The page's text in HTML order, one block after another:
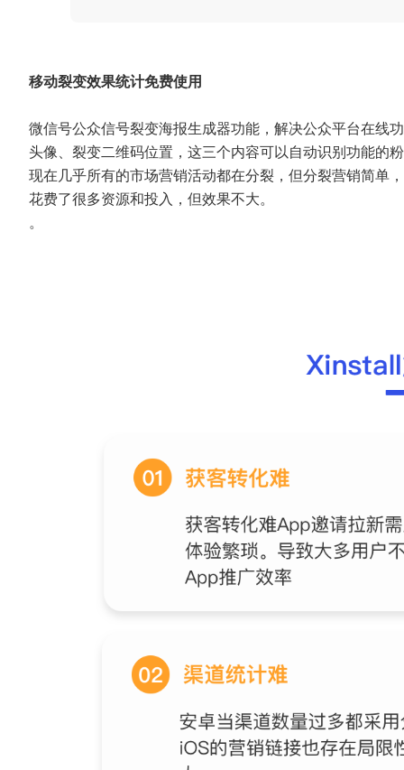
移动裂变效果统计免费使用
微信号公众信号裂变海报生成器功能，解决公众平台在线
头像、裂变二维码位置，这三个内容可以自动识别功能的
现在几乎所有的市场营销活动都在分裂，但分裂营销简单
花费了很多资源和投入，但效果不大。
。